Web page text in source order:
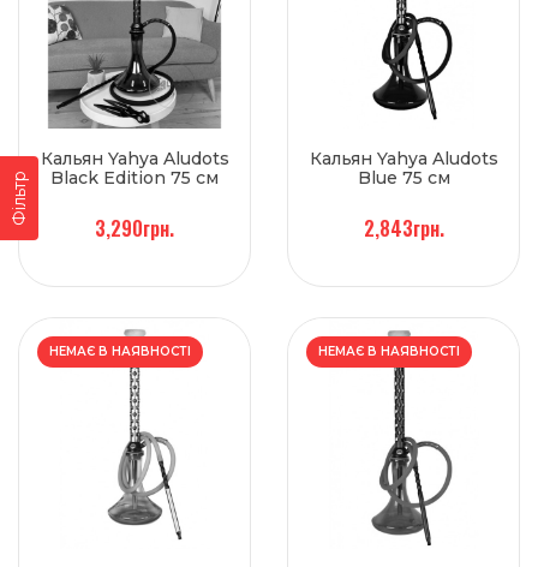
Фільтр
Кальян Yahya Aludots
Black Edition 75 см
3,290грн.
Кальян Yahya Aludots
Blue 75 см
2,843грн.
НЕМАЄ В НАЯВНОСТІ НЕМАЄ В НАЯВНОСТІ